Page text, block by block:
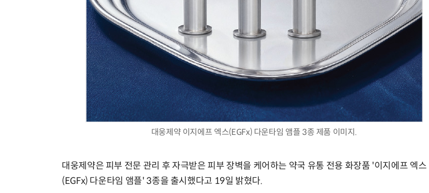
대웅제약 이지에프 엑스(EGFx) 다운타임 앰플 3종 제품 이미지.
대웅제약은 피부 전문 관리 후 자극받은 피부 장벽을 케어하는 약국 유통 전용 화장품 '이지에프 엑스
(EGFx) 다운타임 앰플' 3종을 출시했다고 19일 밝혔다.